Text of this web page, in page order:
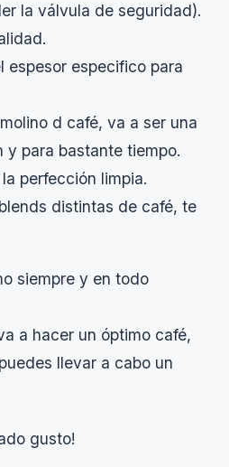
la válvula de seguridad).
espesor especifico para
d café, va a ser una
y para bastante tiempo.
perfección limpia.
distintas de café, te
siempre y en todo
a hacer un óptimo café,
llevar a cabo un
gusto!